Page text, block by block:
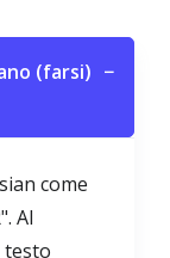
(farsi) −
come
Al
testo